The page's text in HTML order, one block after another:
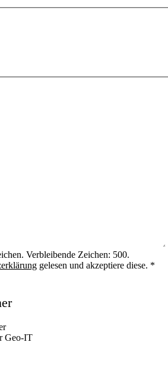
Verbleibende Zeichen: 500.
gelesen und akzeptiere diese. *
Geo-IT